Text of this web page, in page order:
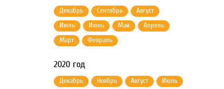
Декабрь Сентябрь
Август
Июль
Июнь Май
Апрель
Март
Февраль
2020 год
Декабрь Ноябрь Август
Июль